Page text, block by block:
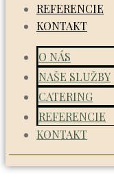
REFERENCIE
KONTAKT
O NÁS
NAŠE SLUŽBY
CATERING
REFERENCIE
KONTAKT